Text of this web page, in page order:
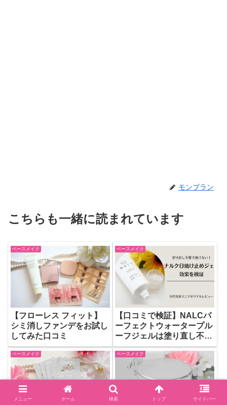
モンブラン
こちらも一緒に読まれています
ベースメイク
【フローレス フィット】
シミ消しファンデをお試し
してみた口コミ
ベースメイク
【口コミで検証】NALCパ
ーフェクトウォータープル
ーフジェルは塗り直し不
要？焼かない日焼け止めの
真実
ベースメイク ベースメイク
メニュー ホーム 検索 トップ サイドバー